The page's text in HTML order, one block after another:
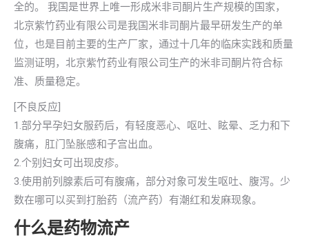
全的。 我国是世界上唯一形成米非司酮片生产规模的国家，
北京紫竹药业有限公司是我国米非司酮片最早研发生产的单
位，也是目前主要的生产厂家，通过十几年的临床实践和质量
监测证明，北京紫竹药业有限公司生产的米非司酮片符合标
准、质量稳定。
[不良反应]
1.部分早孕妇女服药后，有轻度恶心、呕吐、眩晕、乏力和下
腹痛，肛门坠胀感和子宫出血。
2.个别妇女可出现皮疹。
3.使用前列腺素后可有腹痛，部分对象可发生呕吐、腹泻。少
数在哪可以买到打胎药（流产药）有潮红和发麻现象。
什么是药物流产